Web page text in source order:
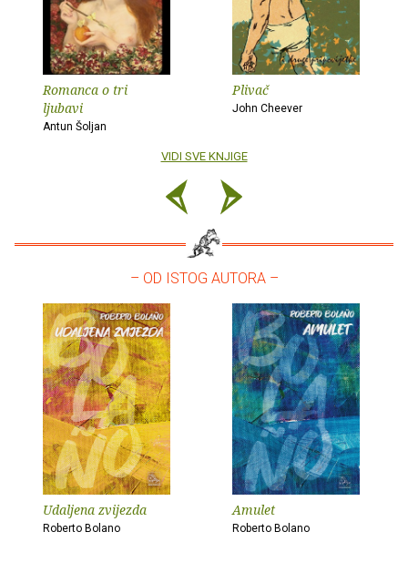
Romanca o tri
ljubavi
Antun Šoljan
Plivač
John Cheever
VIDI SVE KNJIGE
– OD ISTOG AUTORA –
Udaljena zvijezda
Roberto Bolano
Amulet
Roberto Bolano